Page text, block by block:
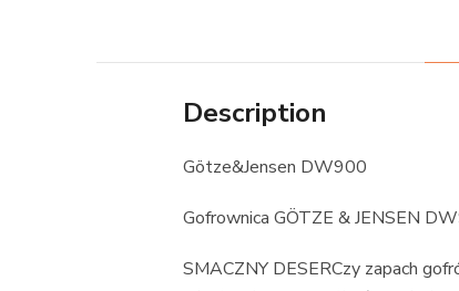
Description
Götze&Jensen DW900
Gofrownica GÖTZE & JENSEN
SMACZNY DESERCzy zapach